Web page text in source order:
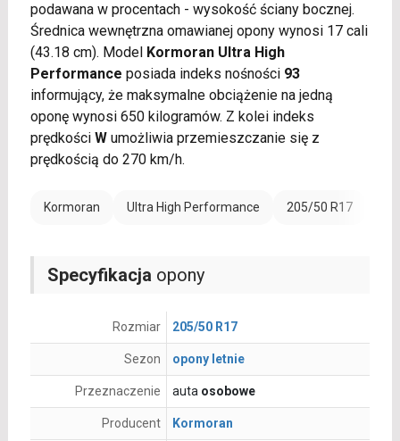
podawana w procentach - wysokość ściany bocznej.
Średnica wewnętrzna omawianej opony wynosi 17 cali
(43.18 cm). Model Kormoran Ultra High
Performance posiada indeks nośności 93
informujący, że maksymalne obciążenie na jedną
oponę wynosi 650 kilogramów. Z kolei indeks
prędkości Wumożliwia przemieszczanie się z
prędkością do 270 km/h.
Kormoran Ultra High Performance 205/50 R17
Specyfikacja opony
Rozmiar 205/50 R17
Sezon opony letnie
Przeznaczenie auta osobowe
Producent Kormoran